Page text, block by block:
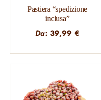
Pastiera “spedizione
inclusa”
Da:39,99 €